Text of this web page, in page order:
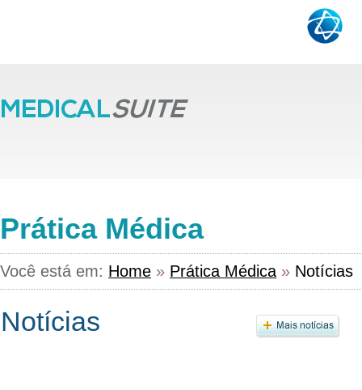
Prática Médica
Você está em: Home » Prática Médica » Notícias